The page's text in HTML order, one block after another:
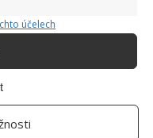
účelech
tak nadchla, že se
Její v...